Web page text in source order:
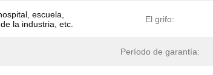
escuela,
la industria, etc.
El grifo:
Período de garantía: